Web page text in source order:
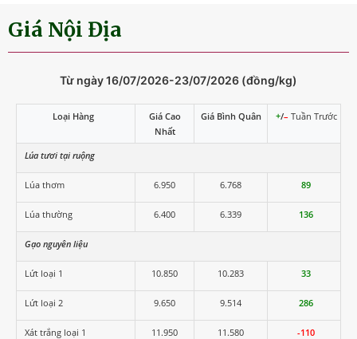
Giá Nội Địa
Từ ngày 16/07/2026-23/07/2026 (đồng/kg)
Loại Hàng
Giá Cao
Nhất
Giá Bình Quân +/– Tuần Trước
Lúa tươi tại ruộng
Lúa thơm 6.950 6.768 89
Lúa thường 6.400 6.339 136
Gạo nguyên liệu
Lứt loại 1 10.850 10.283 33
Lứt loại 2 9.650 9.514 286
Xát trắng loại 1 11.950 11.580 -110